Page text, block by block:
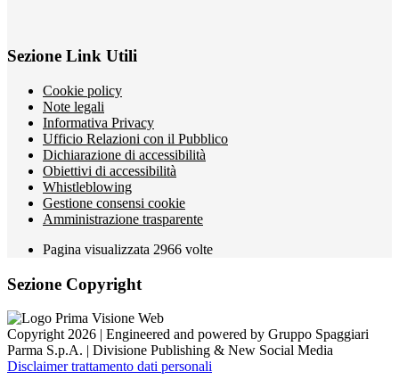
Sezione Link Utili
Cookie policy
Note legali
Informativa Privacy
Ufficio Relazioni con il Pubblico
Dichiarazione di accessibilità
Obiettivi di accessibilità
Whistleblowing
Gestione consensi cookie
Amministrazione trasparente
Pagina visualizzata 2966 volte
Sezione Copyright
Copyright 2026 | Engineered and powered by Gruppo Spaggiari
Parma S.p.A. | Divisione Publishing & New Social Media
Disclaimer trattamento dati personali